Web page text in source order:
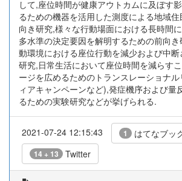
して,座位時間が健康アウトカムに及ぼす
るための機器を活用した測度による地域
向き研究,様々な行動場面における長時間
多水準の決定要因を解明するための前向
動環境における座位行動を減少および中
研究,日常生活において座位時間を減らす
ージを広めるためのトランスレーショナ
ィアキャンペーンなど),発症機序および量
るための実験研究などが挙げられる.
2021-07-24 12:15:43 1 はてなブッ
14 + 13 Twitter